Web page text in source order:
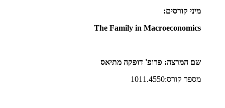
מיני קורסים:
The Family in Macroeconomics
שם המרצה: פרופ' דופקה מתיאס
מספר קורס:1011.4550